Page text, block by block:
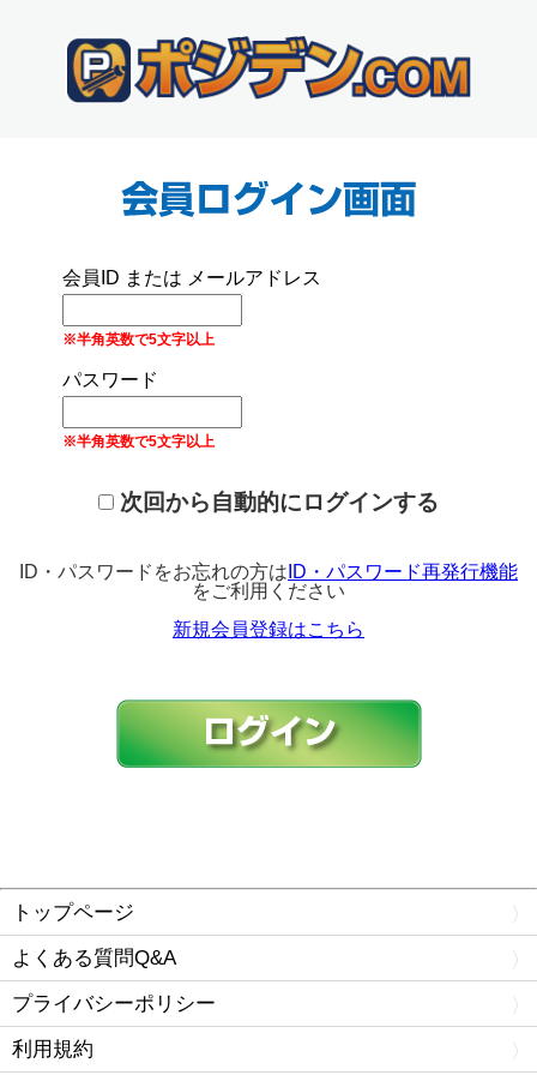
会員ID または メールアドレス
※半角英数で5文字以上
パスワード
※半角英数で5文字以上
次回から自動的にログインする
ID・パスワードをお忘れの方は ID・パスワード再発行機能
をご利用ください
新規会員登録はこちら
トップページ
よくある質問Q&A
プライバシーポリシー
利用規約